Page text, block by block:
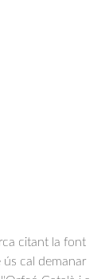
citant la font
ús cal demanar